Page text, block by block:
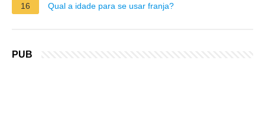
16 Qual a idade para se usar franja?
PUB